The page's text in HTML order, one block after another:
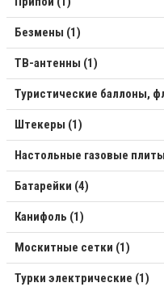
Безмены (1)
ТВ-антенны (1)
Туристические баллоны,
Штекеры (1)
Настольные газовые
Батарейки (4)
Канифоль (1)
Москитные сетки (1)
Турки электрические (1)